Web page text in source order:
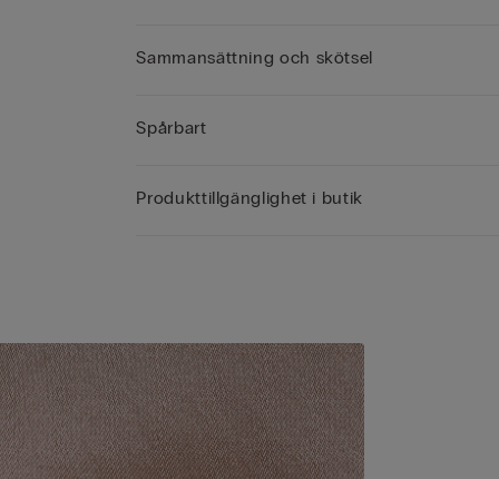
Sammansättning och skötsel
Spårbart
Produkttillgänglighet i butik